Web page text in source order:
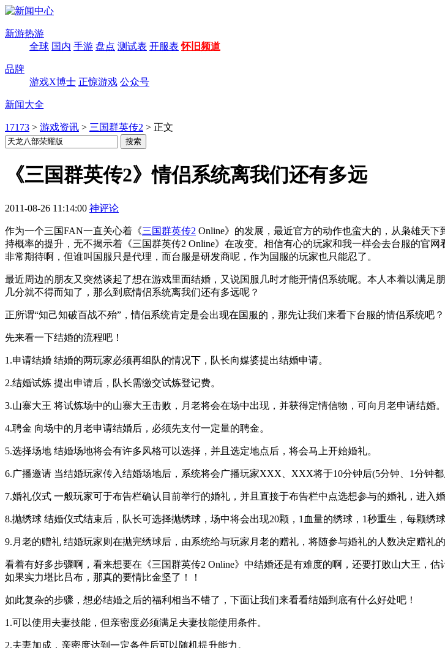
新游热游
全球 国内 手游 盘点 测试表 开服表 怀旧频道
品牌
游戏X博士 正惊游戏 公众号
新闻大全
17173 > 游戏资讯 > 三国群英传2 > 正文
《三国群英传2》情侣系统离我们还有多远
2011-08-26 11:14:00 神评论
作为一个三国FAN一直关心着《三国群英传2 Online》的发展，最近官方的动作也蛮大的，从枭雄天
持概率的提升，无不揭示着《三国群英传2 Online》在改变。相信有心的玩家和我一样会去台服的官
非常期待啊，但谁叫国服只是代理，而台服是研发商呢，作为国服的玩家也只能忍了。
最近周边的朋友又突然谈起了想在游戏里面结婚，又说国服几时才能开情侣系统呢。本人本着以满
几分就不得而知了，那么到底情侣系统离我们还有多远呢？
正所谓“知己知破百战不殆”，情侣系统肯定是会出现在国服的，那先让我们来看下台服的情侣系统吧？
先来看一下结婚的流程吧！
1.申请结婚 结婚的两玩家必须再组队的情况下，队长向媒婆提出结婚申请。
2.结婚试炼 提出申请后，队长需缴交试炼登记费。
3.山寨大王 将试炼场中的山寨大王击败，月老将会在场中出现，并获得定情信物，可向月老申请结婚。
4.聘金 向场中的月老申请结婚后，必须先支付一定量的聘金。
5.选择场地 结婚场地将会有许多风格可以选择，并且选定地点后，将会马上开始婚礼。
6.广播邀请 当结婚玩家传入结婚场地后，系统将会广播玩家XXX、XXX将于10分钟后(5分钟、1分钟
7.婚礼仪式 一般玩家可于布告栏确认目前举行的婚礼，并且直接于布告栏中点选想参与的婚礼，进入
8.抛绣球 结婚仪式结束后，队长可选择抛绣球，场中将会出现20颗，1血量的绣球，1秒重生，每颗绣
9.月老的赠礼 结婚玩家则在抛完绣球后，由系统给与玩家月老的赠礼，将随参与婚礼的人数决定赠礼的
看着有好多步骤啊，看来想要在《三国群英传2 Online》中结婚还是有难度的啊，还要打败山大王，
如果实力堪比吕布，那真的要情比金坚了！！
如此复杂的步骤，想必结婚之后的福利相当不错了，下面让我们来看看结婚到底有什么好处吧！
1.可以使用夫妻技能，但亲密度必须满足夫妻技能使用条件。
2.夫妻加成，亲密度达到一定条件后可以随机提升能力。